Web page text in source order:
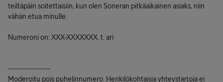
teiltäpäin soitettaisiin, kun olen Soneran pitkäaikainen asiaks, niin
vähän etua minulle.
Numeroni on: XXX-XXXXXXX. t. ari
-----------------
Moderoitu pois puhelinnumero. Henkilökohtaisia yhteystietoja ei